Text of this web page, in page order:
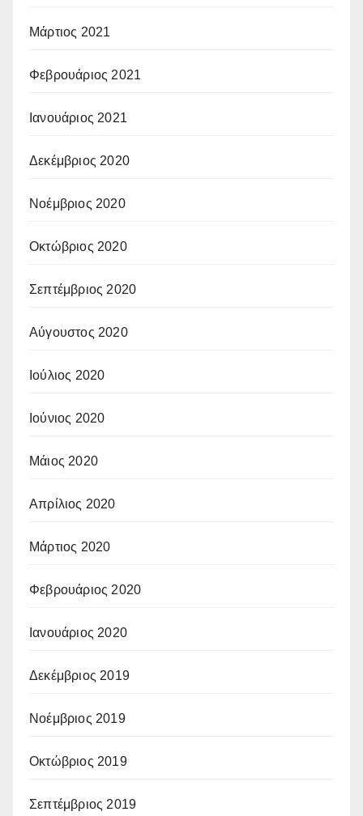
Μάρτιος 2021
Φεβρουάριος 2021
Ιανουάριος 2021
Δεκέμβριος 2020
Νοέμβριος 2020
Οκτώβριος 2020
Σεπτέμβριος 2020
Αύγουστος 2020
Ιούλιος 2020
Ιούνιος 2020
Μάιος 2020
Απρίλιος 2020
Μάρτιος 2020
Φεβρουάριος 2020
Ιανουάριος 2020
Δεκέμβριος 2019
Νοέμβριος 2019
Οκτώβριος 2019
Σεπτέμβριος 2019